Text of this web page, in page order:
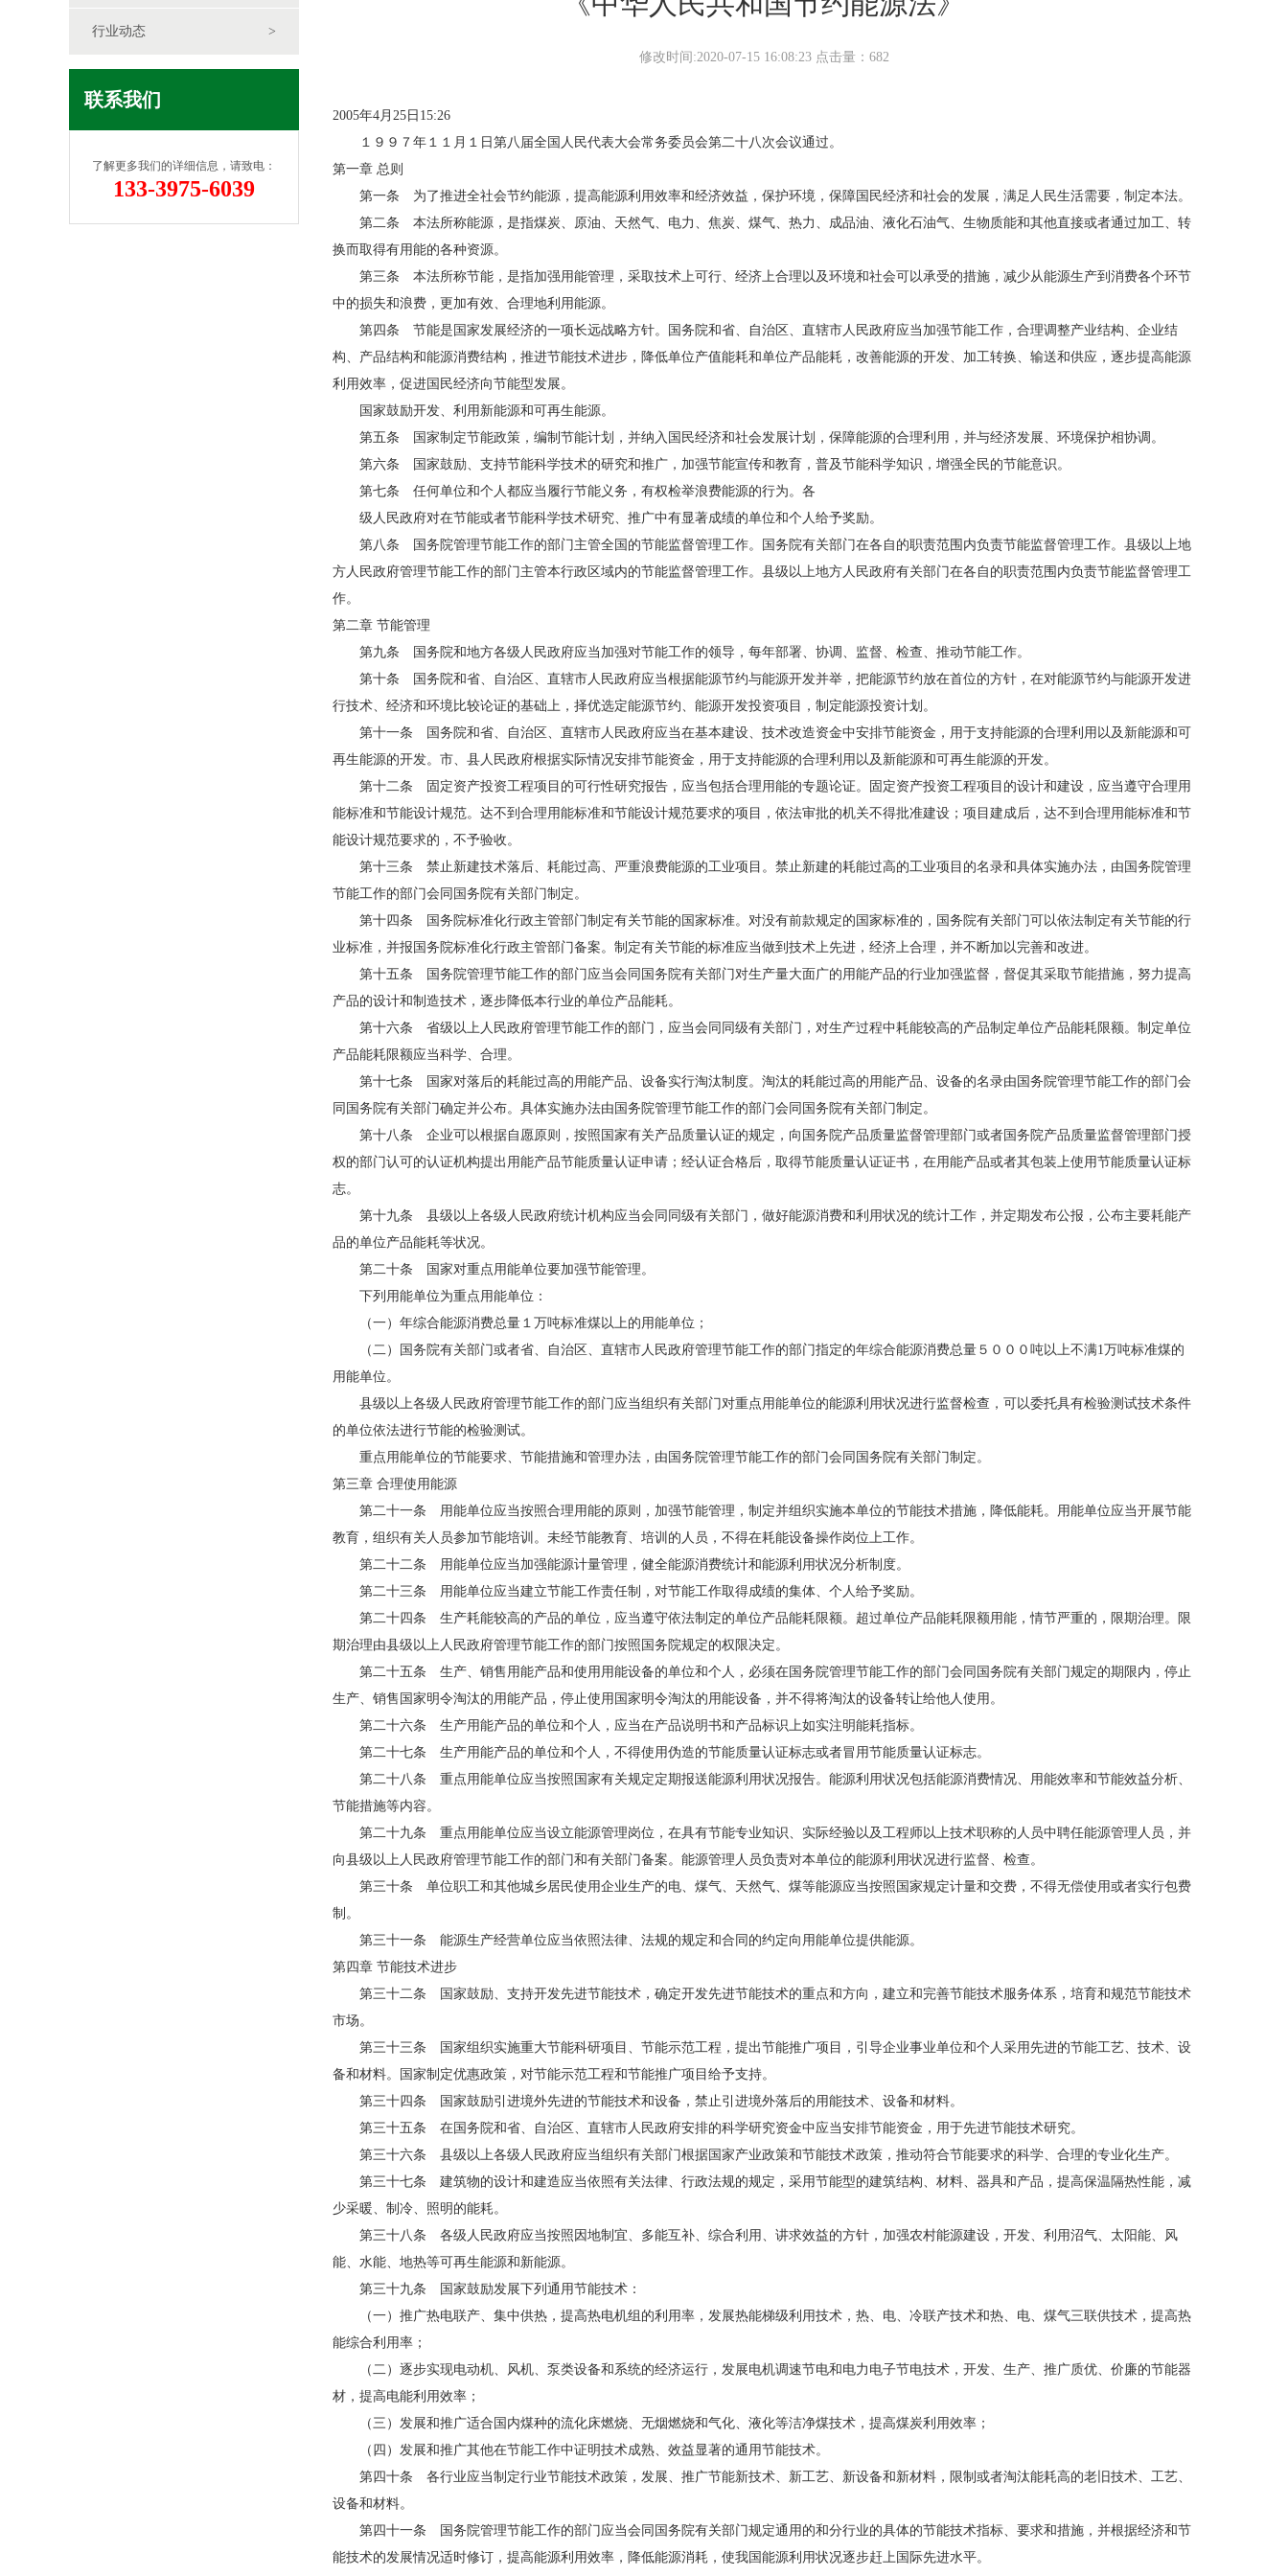
行业动态 >
联系我们
了解更多我们的详细信息，请致电：
133-3975-6039
修改时间:2020-07-15 16:08:23 点击量： 682
2005年4月25日15:26
１９９７年１１月１日第八届全国人民代表大会常务委员会第二十八次会议通过。
第一章 总则
第一条 为了推进全社会节约能源，提高能源利用效率和经济效益，保护环境，保障国民经济和社会的发展，满足人民生活需要，制定本法。
第二条 本法所称能源，是指煤炭、原油、天然气、电力、焦炭、煤气、热力、成品油、液化石油气、生物质能和其他直接或者通过加工、转
换而取得有用能的各种资源。
第三条 本法所称节能，是指加强用能管理，采取技术上可行、经济上合理以及环境和社会可以承受的措施，减少从能源生产到消费各个环节
中的损失和浪费，更加有效、合理地利用能源。
第四条 节能是国家发展经济的一项长远战略方针。国务院和省、自治区、直辖市人民政府应当加强节能工作，合理调整产业结构、企业结
构、产品结构和能源消费结构，推进节能技术进步，降低单位产值能耗和单位产品能耗，改善能源的开发、加工转换、输送和供应，逐步提高能源
利用效率，促进国民经济向节能型发展。
国家鼓励开发、利用新能源和可再生能源。
第五条 国家制定节能政策，编制节能计划，并纳入国民经济和社会发展计划，保障能源的合理利用，并与经济发展、环境保护相协调。
第六条 国家鼓励、支持节能科学技术的研究和推广，加强节能宣传和教育，普及节能科学知识，增强全民的节能意识。
第七条 任何单位和个人都应当履行节能义务，有权检举浪费能源的行为。各
级人民政府对在节能或者节能科学技术研究、推广中有显著成绩的单位和个人给予奖励。
第八条 国务院管理节能工作的部门主管全国的节能监督管理工作。国务院有关部门在各自的职责范围内负责节能监督管理工作。县级以上地
方人民政府管理节能工作的部门主管本行政区域内的节能监督管理工作。县级以上地方人民政府有关部门在各自的职责范围内负责节能监督管理工
作。
第二章 节能管理
第九条 国务院和地方各级人民政府应当加强对节能工作的领导，每年部署、协调、监督、检查、推动节能工作。
第十条 国务院和省、自治区、直辖市人民政府应当根据能源节约与能源开发并举，把能源节约放在首位的方针，在对能源节约与能源开发进
行技术、经济和环境比较论证的基础上，择优选定能源节约、能源开发投资项目，制定能源投资计划。
第十一条 国务院和省、自治区、直辖市人民政府应当在基本建设、技术改造资金中安排节能资金，用于支持能源的合理利用以及新能源和可
再生能源的开发。市、县人民政府根据实际情况安排节能资金，用于支持能源的合理利用以及新能源和可再生能源的开发。
第十二条 固定资产投资工程项目的可行性研究报告，应当包括合理用能的专题论证。固定资产投资工程项目的设计和建设，应当遵守合理用
能标准和节能设计规范。达不到合理用能标准和节能设计规范要求的项目，依法审批的机关不得批准建设；项目建成后，达不到合理用能标准和节
能设计规范要求的，不予验收。
第十三条 禁止新建技术落后、耗能过高、严重浪费能源的工业项目。禁止新建的耗能过高的工业项目的名录和具体实施办法，由国务院管理
节能工作的部门会同国务院有关部门制定。
第十四条 国务院标准化行政主管部门制定有关节能的国家标准。对没有前款规定的国家标准的，国务院有关部门可以依法制定有关节能的行
业标准，并报国务院标准化行政主管部门备案。制定有关节能的标准应当做到技术上先进，经济上合理，并不断加以完善和改进。
第十五条 国务院管理节能工作的部门应当会同国务院有关部门对生产量大面广的用能产品的行业加强监督，督促其采取节能措施，努力提高
产品的设计和制造技术，逐步降低本行业的单位产品能耗。
第十六条 省级以上人民政府管理节能工作的部门，应当会同同级有关部门，对生产过程中耗能较高的产品制定单位产品能耗限额。制定单位
产品能耗限额应当科学、合理。
第十七条 国家对落后的耗能过高的用能产品、设备实行淘汰制度。淘汰的耗能过高的用能产品、设备的名录由国务院管理节能工作的部门会
同国务院有关部门确定并公布。具体实施办法由国务院管理节能工作的部门会同国务院有关部门制定。
第十八条 企业可以根据自愿原则，按照国家有关产品质量认证的规定，向国务院产品质量监督管理部门或者国务院产品质量监督管理部门授
权的部门认可的认证机构提出用能产品节能质量认证申请；经认证合格后，取得节能质量认证证书，在用能产品或者其包装上使用节能质量认证标
志。
第十九条 县级以上各级人民政府统计机构应当会同同级有关部门，做好能源消费和利用状况的统计工作，并定期发布公报，公布主要耗能产
品的单位产品能耗等状况。
第二十条 国家对重点用能单位要加强节能管理。
下列用能单位为重点用能单位：
（一）年综合能源消费总量１万吨标准煤以上的用能单位；
（二）国务院有关部门或者省、自治区、直辖市人民政府管理节能工作的部门指定的年综合能源消费总量５０００吨以上不满1万吨标准煤的
用能单位。
县级以上各级人民政府管理节能工作的部门应当组织有关部门对重点用能单位的能源利用状况进行监督检查，可以委托具有检验测试技术条件
的单位依法进行节能的检验测试。
重点用能单位的节能要求、节能措施和管理办法，由国务院管理节能工作的部门会同国务院有关部门制定。
第三章 合理使用能源
第二十一条 用能单位应当按照合理用能的原则，加强节能管理，制定并组织实施本单位的节能技术措施，降低能耗。用能单位应当开展节能
教育，组织有关人员参加节能培训。未经节能教育、培训的人员，不得在耗能设备操作岗位上工作。
第二十二条 用能单位应当加强能源计量管理，健全能源消费统计和能源利用状况分析制度。
第二十三条 用能单位应当建立节能工作责任制，对节能工作取得成绩的集体、个人给予奖励。
第二十四条 生产耗能较高的产品的单位，应当遵守依法制定的单位产品能耗限额。超过单位产品能耗限额用能，情节严重的，限期治理。限
期治理由县级以上人民政府管理节能工作的部门按照国务院规定的权限决定。
第二十五条 生产、销售用能产品和使用用能设备的单位和个人，必须在国务院管理节能工作的部门会同国务院有关部门规定的期限内，停止
生产、销售国家明令淘汰的用能产品，停止使用国家明令淘汰的用能设备，并不得将淘汰的设备转让给他人使用。
第二十六条 生产用能产品的单位和个人，应当在产品说明书和产品标识上如实注明能耗指标。
第二十七条 生产用能产品的单位和个人，不得使用伪造的节能质量认证标志或者冒用节能质量认证标志。
第二十八条 重点用能单位应当按照国家有关规定定期报送能源利用状况报告。能源利用状况包括能源消费情况、用能效率和节能效益分析、
节能措施等内容。
第二十九条 重点用能单位应当设立能源管理岗位，在具有节能专业知识、实际经验以及工程师以上技术职称的人员中聘任能源管理人员，并
向县级以上人民政府管理节能工作的部门和有关部门备案。能源管理人员负责对本单位的能源利用状况进行监督、检查。
第三十条 单位职工和其他城乡居民使用企业生产的电、煤气、天然气、煤等能源应当按照国家规定计量和交费，不得无偿使用或者实行包费
制。
第三十一条 能源生产经营单位应当依照法律、法规的规定和合同的约定向用能单位提供能源。
第四章 节能技术进步
第三十二条 国家鼓励、支持开发先进节能技术，确定开发先进节能技术的重点和方向，建立和完善节能技术服务体系，培育和规范节能技术
市场。
第三十三条 国家组织实施重大节能科研项目、节能示范工程，提出节能推广项目，引导企业事业单位和个人采用先进的节能工艺、技术、设
备和材料。国家制定优惠政策，对节能示范工程和节能推广项目给予支持。
第三十四条 国家鼓励引进境外先进的节能技术和设备，禁止引进境外落后的用能技术、设备和材料。
第三十五条 在国务院和省、自治区、直辖市人民政府安排的科学研究资金中应当安排节能资金，用于先进节能技术研究。
第三十六条 县级以上各级人民政府应当组织有关部门根据国家产业政策和节能技术政策，推动符合节能要求的科学、合理的专业化生产。
第三十七条 建筑物的设计和建造应当依照有关法律、行政法规的规定，采用节能型的建筑结构、材料、器具和产品，提高保温隔热性能，减
少采暖、制冷、照明的能耗。
第三十八条 各级人民政府应当按照因地制宜、多能互补、综合利用、讲求效益的方针，加强农村能源建设，开发、利用沼气、太阳能、风
能、水能、地热等可再生能源和新能源。
第三十九条 国家鼓励发展下列通用节能技术：
（一）推广热电联产、集中供热，提高热电机组的利用率，发展热能梯级利用技术，热、电、冷联产技术和热、电、煤气三联供技术，提高热
能综合利用率；
（二）逐步实现电动机、风机、泵类设备和系统的经济运行，发展电机调速节电和电力电子节电技术，开发、生产、推广质优、价廉的节能器
材，提高电能利用效率；
（三）发展和推广适合国内煤种的流化床燃烧、无烟燃烧和气化、液化等洁净煤技术，提高煤炭利用效率；
（四）发展和推广其他在节能工作中证明技术成熟、效益显著的通用节能技术。
第四十条 各行业应当制定行业节能技术政策，发展、推广节能新技术、新工艺、新设备和新材料，限制或者淘汰能耗高的老旧技术、工艺、
设备和材料。
第四十一条 国务院管理节能工作的部门应当会同国务院有关部门规定通用的和分行业的具体的节能技术指标、要求和措施，并根据经济和节
能技术的发展情况适时修订，提高能源利用效率，降低能源消耗，使我国能源利用状况逐步赶上国际先进水平。